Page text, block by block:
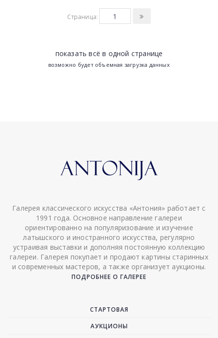
Страница:
показать всё в одной странице
возможно будет объемная загрузка данных
Галерея классического искусства «Антония» работает с
1991 года. Основное направление галереи
ориентированно на популяризование и изучение
латышского и иностранного искусства, регулярно
устраивая выставки и дополняя постоянную коллекцию
галереи. Галерея покупает и продают картины старинных
и современных мастеров, а также организует аукционы.
ПОДРОБНЕЕ О ГАЛЕРЕЕ
СТАРТОВАЯ
АУКЦИОНЫ